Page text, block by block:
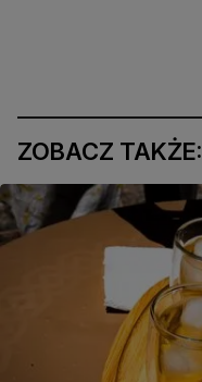
ZOBACZ TAKŻE: